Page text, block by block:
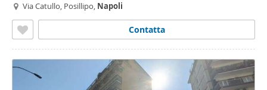
Via Catullo, Posillipo, Napoli
Contatta